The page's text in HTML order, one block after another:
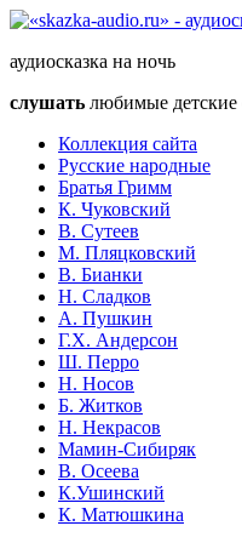
аудиосказка на ночь
слушать любимые детские
Коллекция сайта
Русские народные
Братья Гримм
К. Чуковский
В. Сутеев
М. Пляцковский
В. Бианки
Н. Сладков
А. Пушкин
Г.Х. Андерсон
Ш. Перро
Н. Носов
Б. Житков
Н. Некрасов
Мамин-Сибиряк
В. Осеева
К.Ушинский
К. Матюшкина